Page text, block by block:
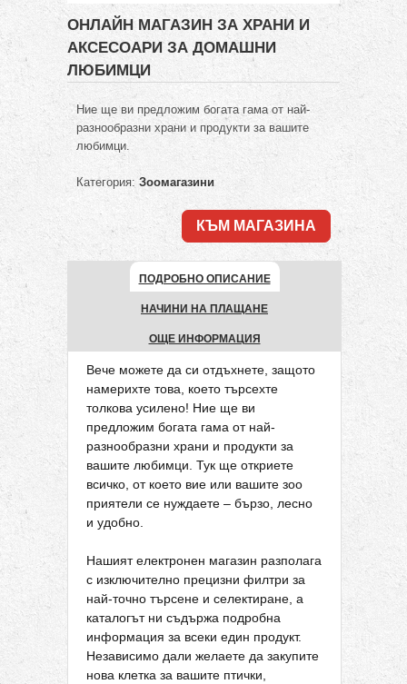
ОНЛАЙН МАГАЗИН ЗА ХРАНИ И
АКСЕСОАРИ ЗА ДОМАШНИ
ЛЮБИМЦИ
Ние ще ви предложим богата гама от най-
разнообразни храни и продукти за вашите
любимци.
Категория: Зоомагазини
КЪМ МАГАЗИНА
ПОДРОБНО ОПИСАНИЕ
НАЧИНИ НА ПЛАЩАНЕ
ОЩЕ ИНФОРМАЦИЯ
Вече можете да си отдъхнете, защото
намерихте това, което търсехте
толкова усилено! Ние ще ви
предложим богата гама от най-
разнообразни храни и продукти за
вашите любимци. Тук ще откриете
всичко, от което вие или вашите зоо
приятели се нуждаете – бързо, лесно
и удобно.
Нашият електронен магазин разполага
с изключително прецизни филтри за
най-точно търсене и селектиране, а
каталогът ни съдържа подробна
информация за всеки един продукт.
Независимо дали желаете да закупите
нова клетка за вашите птички,